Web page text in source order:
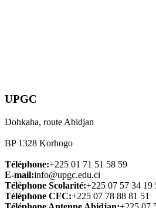
UPGC
Dohkaha, route Abidjan
BP 1328 Korhogo
Téléphone:+225 01 71 51 58 59
E-mail:info@upgc.edu.ci
Téléphone Scolarité:+225 07 57 34 19
Téléphone CFC:+225 07 78 88 81 51